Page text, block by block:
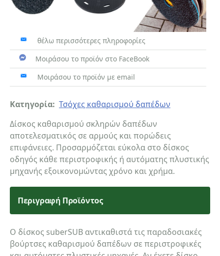
θέλω περισσότερες πληροφορίες
Μοιράσου το προϊόν στο FaceBook
Μοιράσου το προϊόν με email
Κατηγορία: Τσόχες καθαρισμού δαπέδων
Δίσκος καθαρισμού σκληρών δαπέδων
αποτελεσματικός σε αρμούς και πορώδεις
επιφάνειες. Προσαρμόζεται εύκολα στο δίσκος
οδηγός κάθε περιστροφικής ή αυτόματης πλυστικής
μηχανής εξοικονομώντας χρόνο και χρήμα.
Περιγραφή Προϊόντος
Ο δίσκος suberSUB αντικαθιστά τις παραδοσιακές
βούρτσες καθαρισμού δαπέδων σε περιστροφικές